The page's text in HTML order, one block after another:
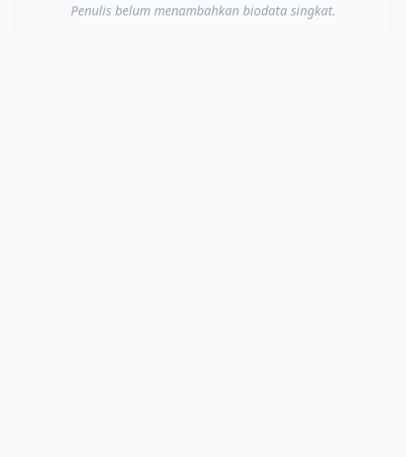
Penulis belum menambahkan biodata singkat.